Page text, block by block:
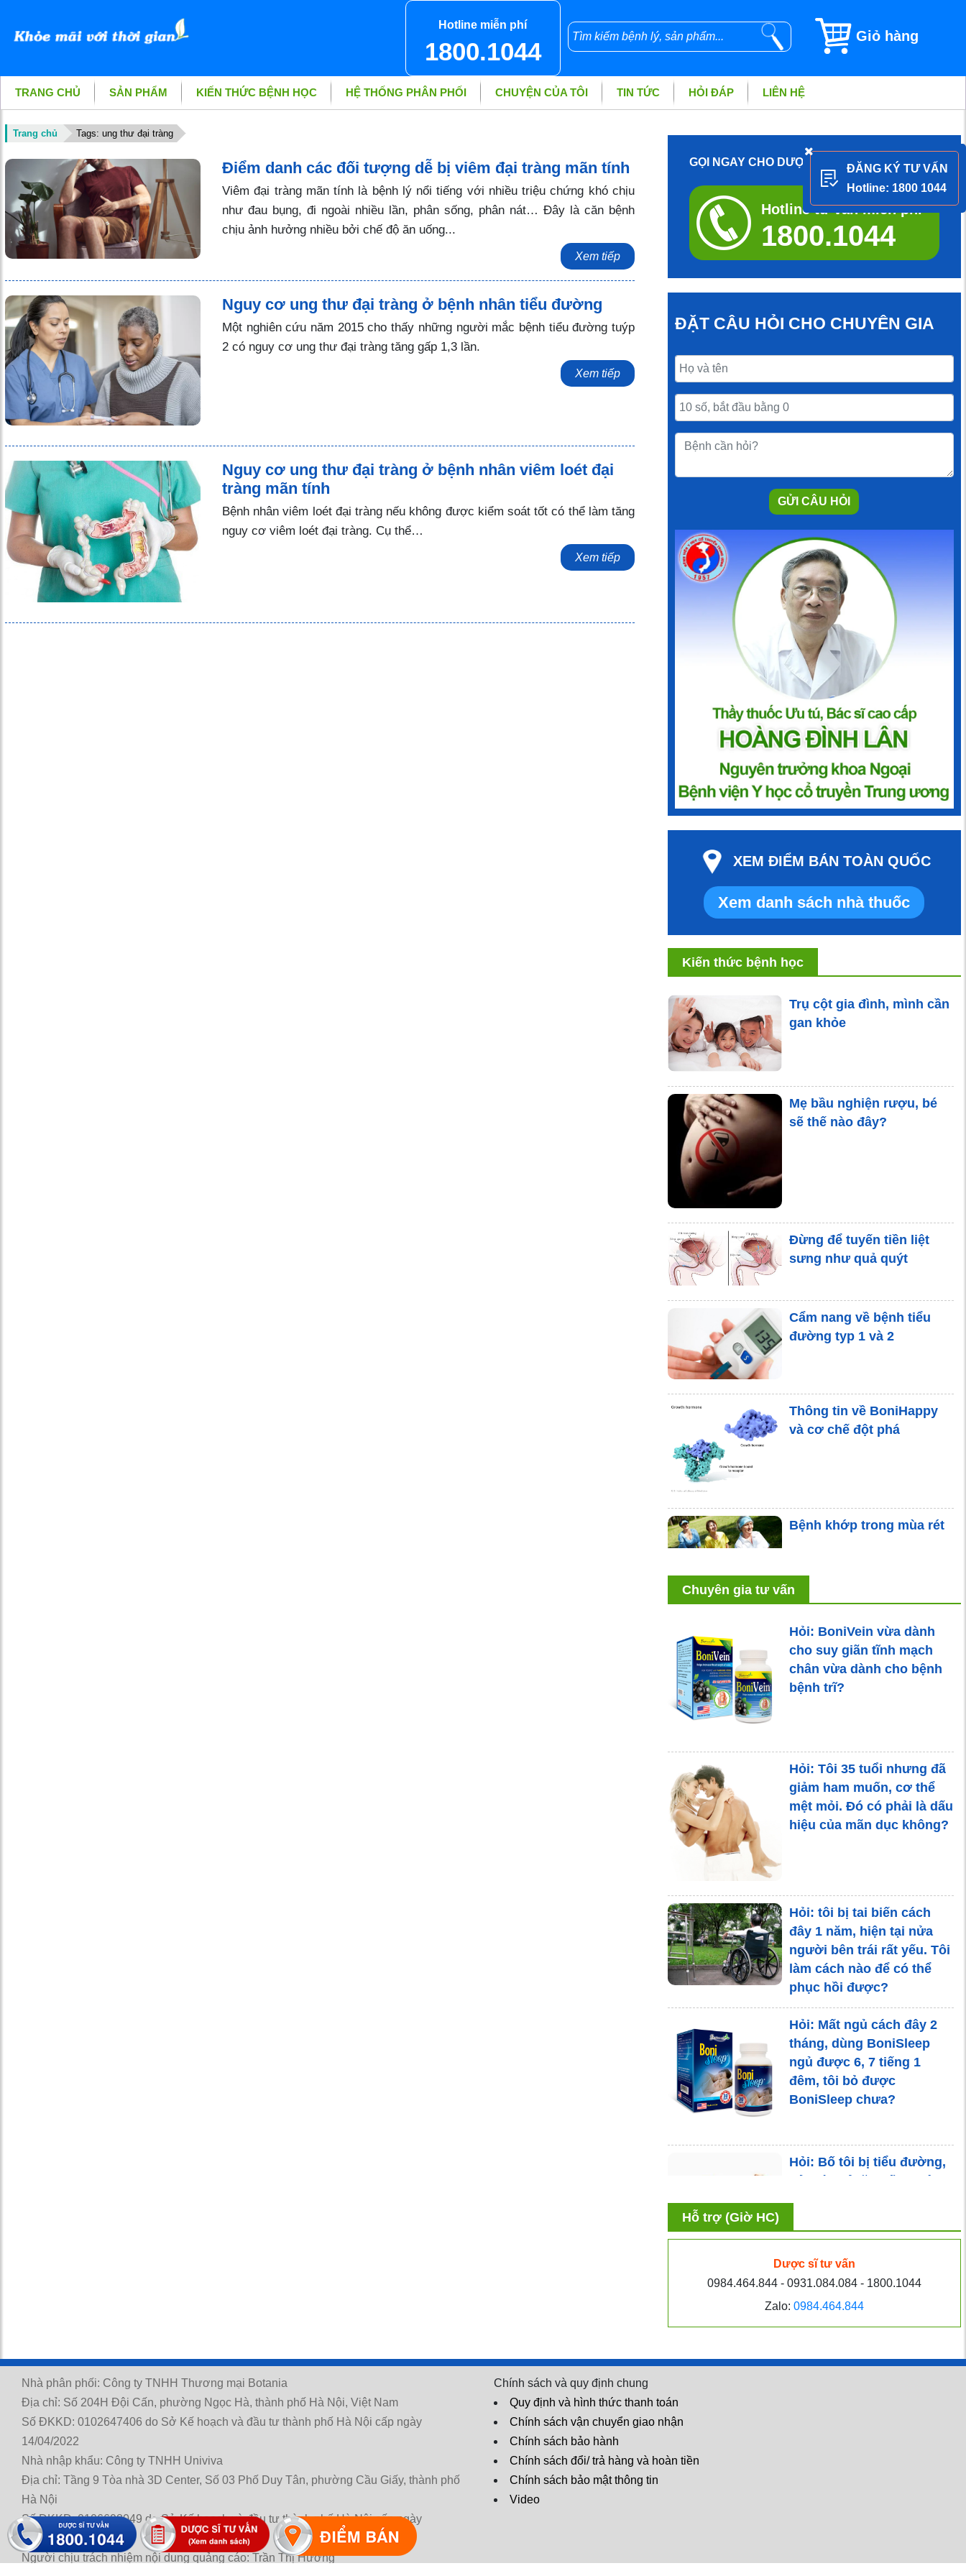
Hotline miễn phí
1800.1044
Giỏ hàng
TRANG CHỦ SẢN PHẨM KIẾN THỨC BỆNH HỌC HỆ THỐNG PHÂN PHỐI CHUYỆN CỦA TÔI TIN TỨC HỎI ĐÁP LIÊN HỆ
Trang chủ Tags: ung thư đại tràng
Điểm danh các đối tượng dễ bị viêm đại tràng mãn tính
Viêm đại tràng mãn tính là bệnh lý nổi tiếng với nhiều triệu chứng khó chịu
như đau bụng, đi ngoài nhiều lần, phân sống, phân nát… Đây là căn bệnh
chịu ảnh hưởng nhiều bởi chế độ ăn uống...
Xem tiếp
Nguy cơ ung thư đại tràng ở bệnh nhân tiểu đường
Một nghiên cứu năm 2015 cho thấy những người mắc bệnh tiểu đường tuýp
2 có nguy cơ ung thư đại tràng tăng gấp 1,3 lần.
Xem tiếp
Nguy cơ ung thư đại tràng ở bệnh nhân viêm loét đại
tràng mãn tính
Bệnh nhân viêm loét đại tràng nếu không được kiểm soát tốt có thể làm tăng
nguy cơ viêm loét đại tràng. Cụ thể…
Xem tiếp
GỌI NGAY CHO DƯỢC SĨ ĐỂ ĐƯỢC TƯ VẤN
Hotline tư vấn miễn phí
1800.1044
ĐẶT CÂU HỎI CHO CHUYÊN GIA
GỬI CÂU HỎI
XEM ĐIỂM BÁN TOÀN QUỐC
Xem danh sách nhà thuốc
Kiến thức bệnh học
Trụ cột gia đình, mình cần
gan khỏe
Mẹ bầu nghiện rượu, bé
sẽ thế nào đây?
Đừng để tuyến tiền liệt
sưng như quả quýt
Cẩm nang về bệnh tiểu
đường typ 1 và 2
Thông tin về BoniHappy
và cơ chế đột phá
Bệnh khớp trong mùa rét
Suy giảm trí nhớ - Căn
bệnh nguy hiểm của cuộc
sống hiện đại
mất ngủ và giải pháp
mang tên BoniHappy
Chuyên gia tư vấn
Hỏi: BoniVein vừa dành
cho suy giãn tĩnh mạch
chân vừa dành cho bệnh
bệnh trĩ?
Hỏi: Tôi 35 tuổi nhưng đã
giảm ham muốn, cơ thể
mệt mỏi. Đó có phải là dấu
hiệu của mãn dục không?
Hỏi: tôi bị tai biến cách
đây 1 năm, hiện tại nửa
người bên trái rất yếu. Tôi
làm cách nào để có thể
phục hồi được?
Hỏi: Mất ngủ cách đây 2
tháng, dùng BoniSleep
ngủ được 6, 7 tiếng 1
đêm, tôi bỏ được
BoniSleep chưa?
Hỏi: Bố tôi bị tiểu đường,
hỏi có phải ăn uống kiêng
Hỏi: Dùng BoniGut bao
lâu có tác dụng?
bao lâu thì có tác dụng và
không muốn bỏ thì có
Hỗ trợ (Giờ HC)
Dược sĩ tư vấn
0984.464.844 - 0931.084.084 - 1800.1044
Zalo: 0984.464.844
Nhà phân phối: Công ty TNHH Thương mại Botania
Địa chỉ: Số 204H Đội Cấn, phường Ngọc Hà, thành phố Hà Nội, Việt Nam
Số ĐKKD: 0102647406 do Sở Kế hoạch và đầu tư thành phố Hà Nội cấp ngày
14/04/2022
Nhà nhập khẩu: Công ty TNHH Univiva
Địa chỉ: Tầng 9 Tòa nhà 3D Center, Số 03 Phố Duy Tân, phường Cầu Giấy, thành phố
Hà Nội
Số ĐKKD: 0106698049 do Sở Kế hoạch và đầu tư thành phố Hà Nội cấp ngày
21/11/2014
Người chịu trách nhiệm nội dung quảng cáo: Trần Thị Hường
Chính sách và quy định chung
Quy định và hình thức thanh toán
Chính sách vận chuyển giao nhận
Chính sách bảo hành
Chính sách đổi/ trả hàng và hoàn tiền
Chính sách bảo mật thông tin
Video
ĐĂNG KÝ TƯ VẤN
Hotline: 1800 1044